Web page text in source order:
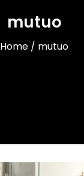
mutuo
Home / mutuo